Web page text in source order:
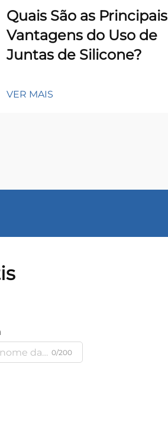
Quais São as Principais
Vantagens do Uso de
Juntas de Silicone?
VER MAIS
0/200